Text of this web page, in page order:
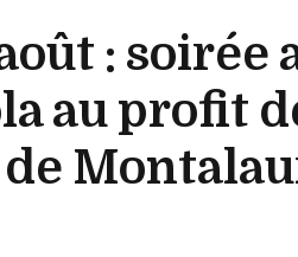
: soirée
au profit